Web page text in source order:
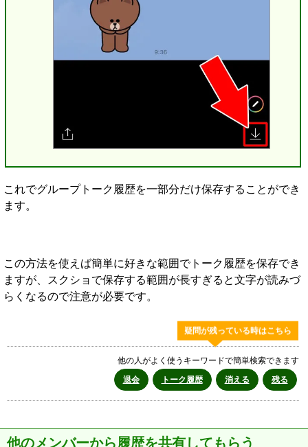
これでグループトーク履歴を一部分だけ保存することができ
ます。
この方法を使えば簡単に好きな範囲でトーク履歴を保存でき
ますが、スクショで保存する範囲が長すぎると文字が読みづ
らくなるので注意が必要です。
疑問が残っている時はこちら
他の人がよく使うキーワードで簡単検索できます
退会
トーク履歴 消える 残る
他のメンバーから履歴を共有してもらう